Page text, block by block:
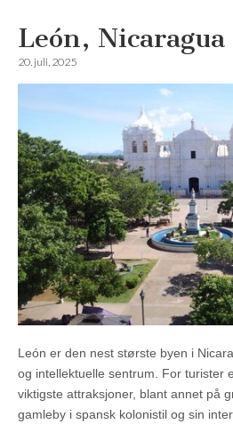
León,
20. juli, 2025
León er den nest største byen i
og intellektuelle sentrum. For turister
viktigste attraksjoner, blant annet på
gamleby i spansk kolonistil og sin